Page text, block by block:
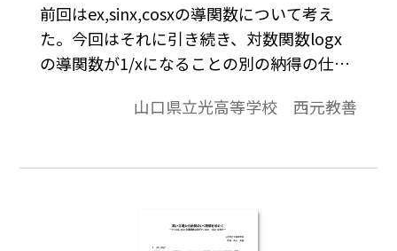
前回はex,sinx,cosxの導関数について考え
た。今回はそれに引き続き、対数関数logx
の導関数が1/xになることの別の納得の仕方
※文中の数式は、「Tosho数式エディタ」で
く表示するためには、「Tosho数式エディ
向け無償ダウンロードはこちら
山口県立光高等学校 西元教善